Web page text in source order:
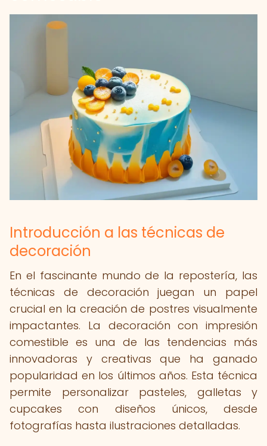
Introducción a las técnicas de
decoración
En el fascinante mundo de la repostería, las
técnicas de decoración juegan un papel
crucial en la creación de postres visualmente
impactantes. La decoración con impresión
comestible es una de las tendencias más
innovadoras y creativas que ha ganado
popularidad en los últimos años. Esta técnica
permite personalizar pasteles, galletas y
cupcakes con diseños únicos, desde
fotografías hasta ilustraciones detalladas.